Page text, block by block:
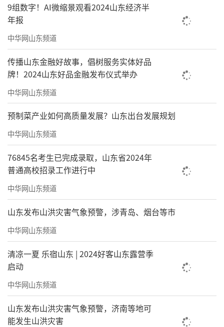
9组数字！AI微缩景观看2024山东经济半
年报
中华网山东频道
传播山东金融好故事，倡树服务实体好品
牌！2024山东好品金融发布仪式举办
中华网山东频道
预制菜产业如何高质量发展？山东出台发展规划
中华网山东频道
76845名考生已完成录取，山东省2024年
普通高校招录工作进行中
中华网山东频道
山东发布山洪灾害气象预警，涉青岛、烟台等市
中华网山东频道
清凉一夏 乐宿山东 | 2024好客山东露营季
启动
中华网山东频道
山东发布山洪灾害气象预警，济南等地可
能发生山洪灾害